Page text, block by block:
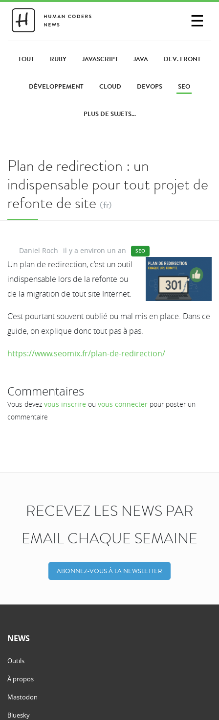
☰
PARTAGER UN LIEN
TOUT RUBY JAVASCRIPT JAVA DEV. FRONT
DÉVELOPPEMENT CLOUD DEVOPS SEO
PLUS DE SUJETS...
Plan de redirection : un
indispensable pour tout projet de
refonte de site (fr)
Daniel Roch il y a environ un an SEO
Un plan de redirection, c’est un outil
indispensable lors de la refonte ou
de la migration de tout site Internet.
C’est pourtant souvent oublié ou mal mis en place. Dans ce
guide, on explique donc tout pas à pas.
https://www.seomix.fr/plan-de-redirection/
Commentaires
Vous devez vous inscrire ou vous connecter pour poster un
commentaire
RECEVEZ LES NEWS PAR
EMAIL CHAQUE SEMAINE
ABONNEZ-VOUS À LA NEWSLETTER
NEWS
Outils
À propos
Mastodon
Bluesky